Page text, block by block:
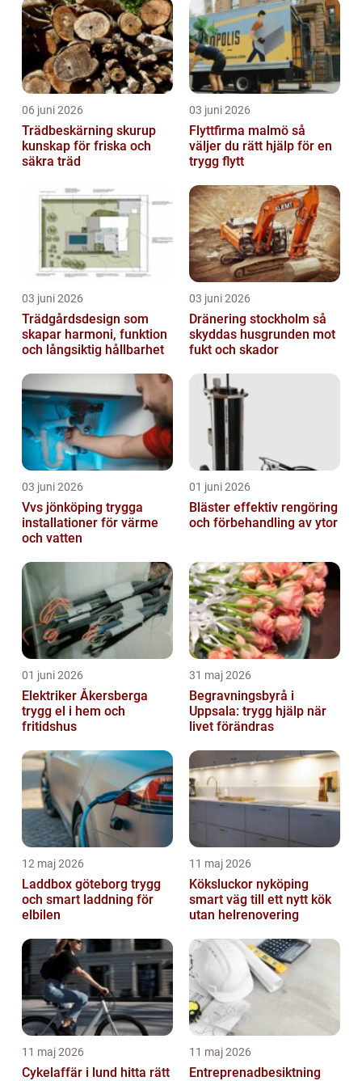
06 juni 2026
Trädbeskärning skurup
kunskap för friska och
säkra träd
03 juni 2026
Flyttfirma malmö så
väljer du rätt hjälp för en
trygg flytt
03 juni 2026
Trädgårdsdesign som
skapar harmoni, funktion
och långsiktig hållbarhet
03 juni 2026
Dränering stockholm så
skyddas husgrunden mot
fukt och skador
03 juni 2026
Vvs jönköping trygga
installationer för värme
och vatten
01 juni 2026
Bläster effektiv rengöring
och förbehandling av ytor
01 juni 2026
Elektriker Åkersberga
trygg el i hem och
fritidshus
31 maj 2026
Begravningsbyrå i
Uppsala: trygg hjälp när
livet förändras
12 maj 2026
Laddbox göteborg trygg
och smart laddning för
elbilen
11 maj 2026
Köksluckor nyköping
smart väg till ett nytt kök
utan helrenovering
11 maj 2026
Cykelaffär i lund hitta rätt
11 maj 2026
Entreprenadbesiktning